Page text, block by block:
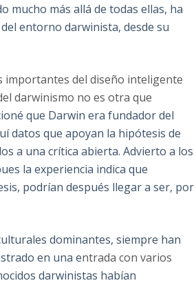
mucho más allá de todas ellas, ha
entorno darwinista, desde su
importantes del diseño inteligente
darwinismo no es otra que
que Darwin era fundador del
datos que apoyan la hipótesis de
a una crítica abierta. Advierto a los
la experiencia indica que
podrían después llegar a ser, por
dominantes, siempre han
en una entrada con varios
darwinistas habían